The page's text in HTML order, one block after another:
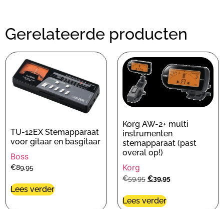
Gerelateerde producten
TU-12EX Stemapparaat
voor gitaar en basgitaar
Boss
€89,95
Lees verder
Korg AW-2+ multi
instrumenten
stemapparaat (past
overal op!)
Korg
€59,95 €39,95
Lees verder